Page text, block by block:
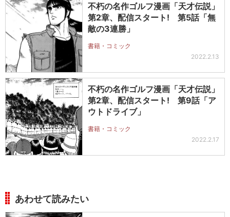
不朽の名作ゴルフ漫画「天才伝説」
第2章、配信スタート! 第5話「無
敵の3連勝」
書籍・コミック
2022.2.13
不朽の名作ゴルフ漫画「天才伝説」
第2章、配信スタート! 第9話「ア
ウトドライブ」
書籍・コミック
2022.2.17
あわせて読みたい